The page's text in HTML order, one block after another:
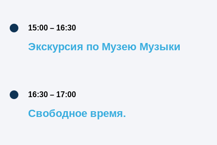
15:00 – 16:30
Экскурсия по Музею Музыки
16:30 – 17:00
Свободное время.